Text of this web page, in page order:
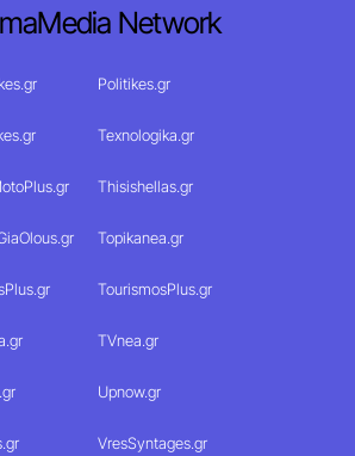
Network
Politikes.gr
Texnologika.gr
Thisishellas.gr
Topikanea.gr
TourismosPlus.gr
TVnea.gr
Upnow.gr
VresSyntages.gr